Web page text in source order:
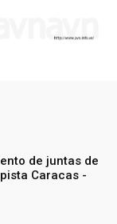
de juntas de
Caracas -